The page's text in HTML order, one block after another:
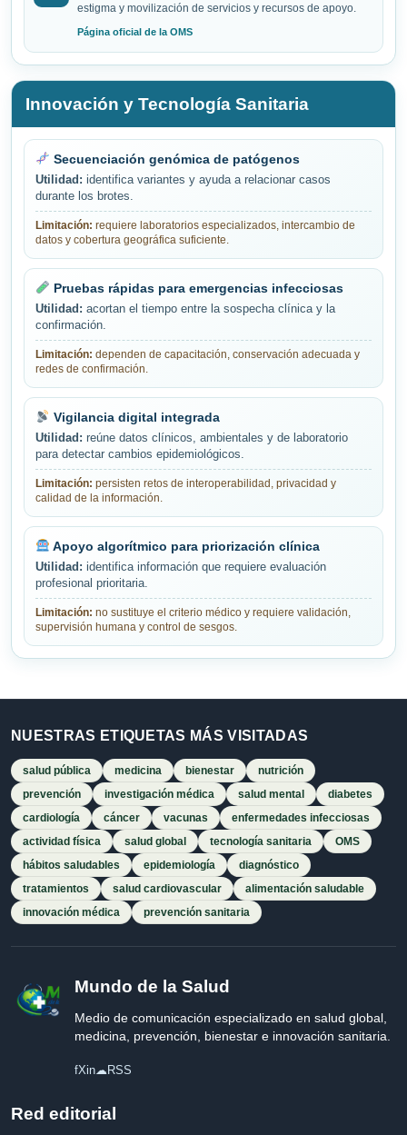
estigma y movilización de servicios y recursos de apoyo.
Página oficial de la OMS
Innovación y Tecnología Sanitaria
Secuenciación genómica de patógenos
Utilidad: identifica variantes y ayuda a relacionar casos
durante los brotes.
Limitación: requiere laboratorios especializados, intercambio de
datos y cobertura geográfica suficiente.
Pruebas rápidas para emergencias infecciosas
Utilidad: acortan el tiempo entre la sospecha clínica y la
confirmación.
Limitación: dependen de capacitación, conservación adecuada y
redes de confirmación.
Vigilancia digital integrada
Utilidad: reúne datos clínicos, ambientales y de laboratorio
para detectar cambios epidemiológicos.
Limitación: persisten retos de interoperabilidad, privacidad y
calidad de la información.
Apoyo algorítmico para priorización clínica
Utilidad: identifica información que requiere evaluación
profesional prioritaria.
Limitación: no sustituye el criterio médico y requiere validación,
supervisión humana y control de sesgos.
NUESTRAS ETIQUETAS MÁS VISITADAS
salud pública medicina bienestar
nutrición
prevención
investigación médica salud mental
diabetes
cardiología
cáncer vacunas
enfermedades infecciosas
actividad física
salud global tecnología sanitaria
OMS
hábitos saludables
epidemiología
diagnóstico
tratamientos
salud cardiovascular
alimentación saludable
innovación médica
prevención sanitaria
Mundo de la Salud
Medio de comunicación especializado en salud global,
medicina, prevención, bienestar e innovación sanitaria.
fXin☁RSS
Red editorial